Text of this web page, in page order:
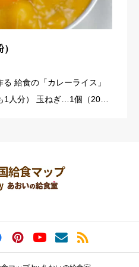
給食の「カレーライス」
1人分） 玉ねぎ…1個（200